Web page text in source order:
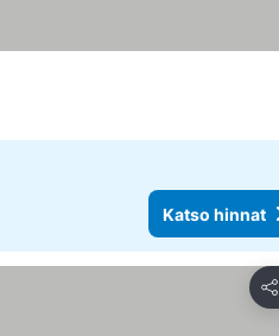
Katso hinnat
Jaa